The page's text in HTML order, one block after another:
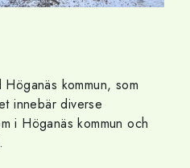
kommun, som
innebär diverse
i Höganäs kommun och